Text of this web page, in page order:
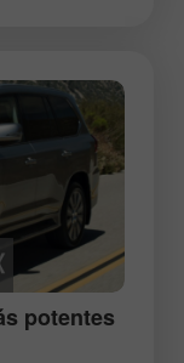
potentes